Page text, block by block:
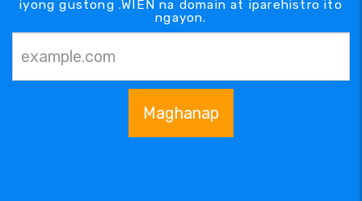
iyong gustong .WIEN na domain at iparehistro ito
ngayon.
Maghanap